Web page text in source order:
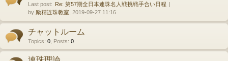
Last post:
Re: 第57期全日本連珠名人戦挑戦手合い日程
by 励精连珠教室, 2019-09-27 11:16
チャットルーム
Topics: 0, Posts: 0